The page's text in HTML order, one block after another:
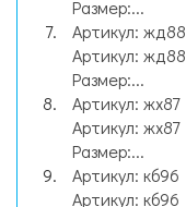
Размер:...
Артикул: жд88
Артикул: жд88
Размер:...
Артикул: жх87
Артикул: жх87
Размер:...
Артикул: кб96
Артикул: кб96